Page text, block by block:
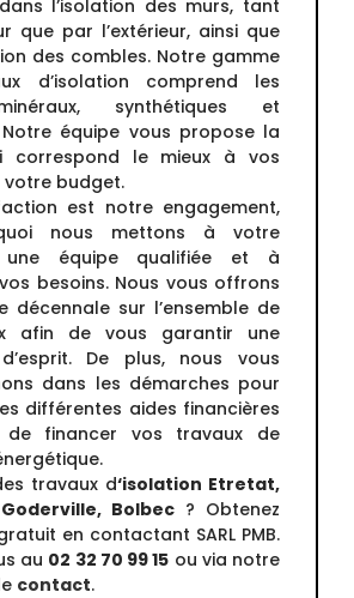
l’isolation des murs, tant
que par l’extérieur, ainsi que
des combles. Notre gamme
d’isolation comprend les
synthétiques et
équipe vous propose la
correspond le mieux à vos
votre budget.
est notre engagement,
nous mettons à votre
une équipe qualifiée et à
besoins. Nous vous offrons
décennale sur l’ensemble de
afin de vous garantir une
De plus, nous vous
dans les démarches pour
différentes aides financières
de financer vos travaux de
travaux d‘isolation Etretat,
Bolbec ? Obtenez
en contactant SARL PMB.
au 02 32 70 99 15 ou via notre
contact.